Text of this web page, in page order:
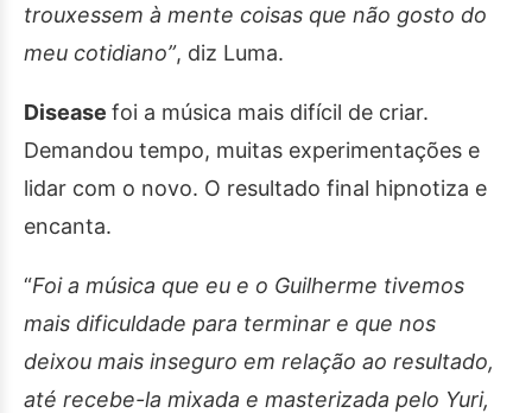
trouxessem à mente coisas que não gosto do
meu cotidiano”, diz Luma.
Disease foi a música mais difícil de criar.
Demandou tempo, muitas experimentações e
lidar com o novo. O resultado final hipnotiza e
encanta.
“Foi a música que eu e o Guilherme tivemos
mais dificuldade para terminar e que nos
deixou mais inseguro em relação ao resultado,
até recebe-la mixada e masterizada pelo Yuri,